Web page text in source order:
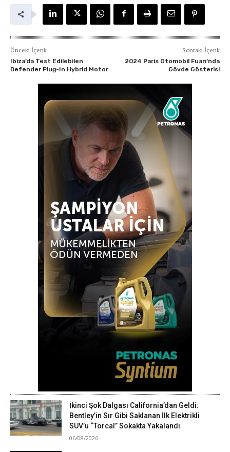
Önceki İçerik
Ibiza’da Test Edilebilen
Defender Plug-In Hybrid Motor
Sonraki İçerik
2024 Paris Otomobil Fuarı’nda
Gövde Gösterisi
İkinci Şok Dalgası California’dan Geldi:
Bentley’in Sır Gibi Saklanan İlk Elektrikli
SUV’u “Torcal” Sokakta Yakalandı
06/08/2026